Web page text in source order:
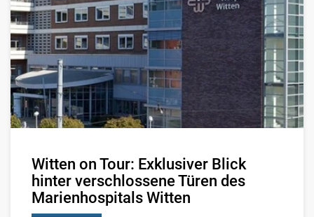
Witten on Tour: Exklusiver Blick
hinter verschlossene Türen des
Marienhospitals Witten